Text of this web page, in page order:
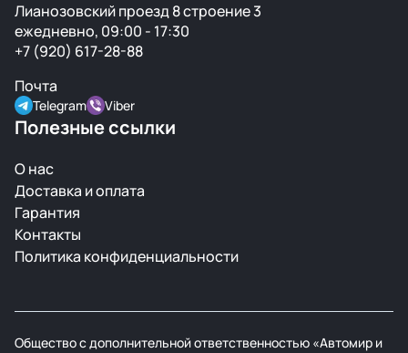
Лианозовский проезд 8 строение 3
ежедневно, 09:00 - 17:30
+7 (920) 617-28-88
Почта
Telegram Viber
Полезные ссылки
О нас
Доставка и оплата
Гарантия
Контакты
Политика конфиденциальности
Общество с дополнительной ответственностью «Автомир и